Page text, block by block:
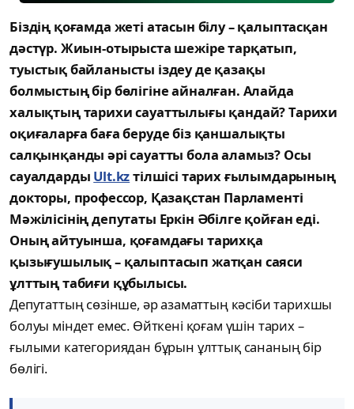
Біздің қоғамда жеті атасын білу – қалыптасқан
дәстүр. Жиын-отырыста шежіре тарқатып,
туыстық байланысты іздеу де қазақы
болмыстың бір бөлігіне айналған. Алайда
халықтың тарихи сауаттылығы қандай? Тарихи
оқиғаларға баға беруде біз қаншалықты
салқынқанды әрі сауатты бола аламыз? Осы
сауалдарды Ult.kzтілшісі тарих ғылымдарының
докторы, профессор, Қазақстан Парламенті
Мәжілісінің депутаты Еркін Әбілге қойған еді.
Оның айтуынша, қоғамдағы тарихқа
қызығушылық – қалыптасып жатқан саяси
ұлттың табиғи құбылысы.
Депутаттың сөзінше, әр азаматтың кәсіби тарихшы
болуы міндет емес. Өйткені қоғам үшін тарих –
ғылыми категориядан бұрын ұлттық сананың бір
бөлігі.